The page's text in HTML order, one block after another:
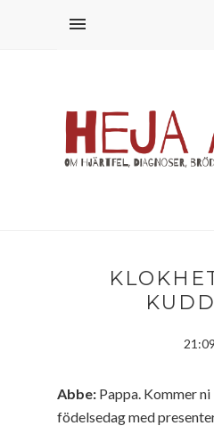
21:09
Abbe: Pappa. Kommer
födelsedag med